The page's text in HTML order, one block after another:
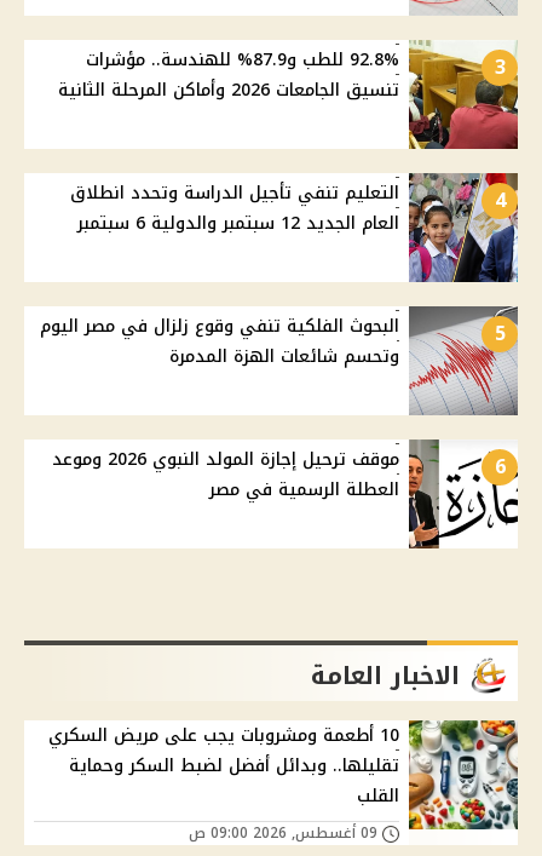
3
92.8% للطب و87.9% للهندسة.. مؤشرات
تنسيق الجامعات 2026 وأماكن المرحلة الثانية
4
التعليم تنفي تأجيل الدراسة وتحدد انطلاق
العام الجديد 12 سبتمبر والدولية 6 سبتمبر
5
البحوث الفلكية تنفي وقوع زلزال في مصر اليوم
وتحسم شائعات الهزة المدمرة
6
موقف ترحيل إجازة المولد النبوي 2026 وموعد
العطلة الرسمية في مصر
الاخبار العامة
10 أطعمة ومشروبات يجب على مريض السكري
تقليلها.. وبدائل أفضل لضبط السكر وحماية
القلب